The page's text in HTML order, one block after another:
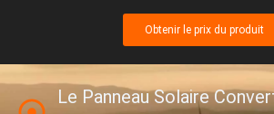
Obtenir le prix du produit
Le Panneau Solaire